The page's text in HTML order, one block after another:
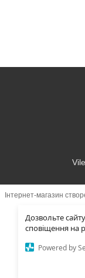
Дозвольте
сповіщення на
Powered by
Інтернет-магазин